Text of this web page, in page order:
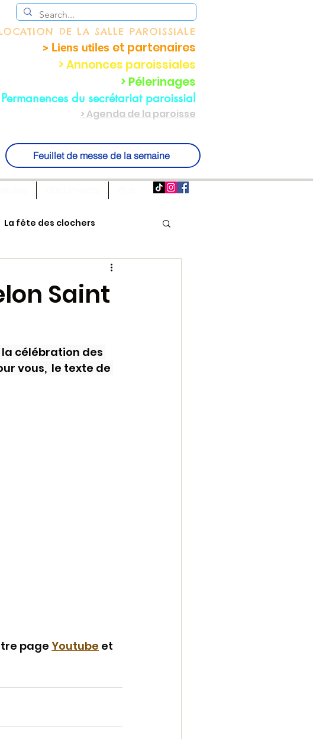
DE LA SALLE PAROISSIALE
> Liens utiles et partenaires
> Annonces paroissiales
> Pélerinages
du secrétariat paroissial
> Agenda de la paroisse
Feuillet de messe de la semaine
La fête des clochers
archive
KT - catechese
Saint
célébration des
vous,  le texte de
page Youtube et